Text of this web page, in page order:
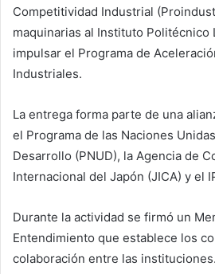
Competitividad Industrial
maquinarias al Instituto Politécnico
impulsar el Programa de
Industriales.
La entrega forma parte de una
el Programa de las Naciones
Desarrollo (PNUD), la Agencia de
Internacional del Japón (JICA) y el
Durante la actividad se firmó un
Entendimiento que establece los
colaboración entre las instituciones.